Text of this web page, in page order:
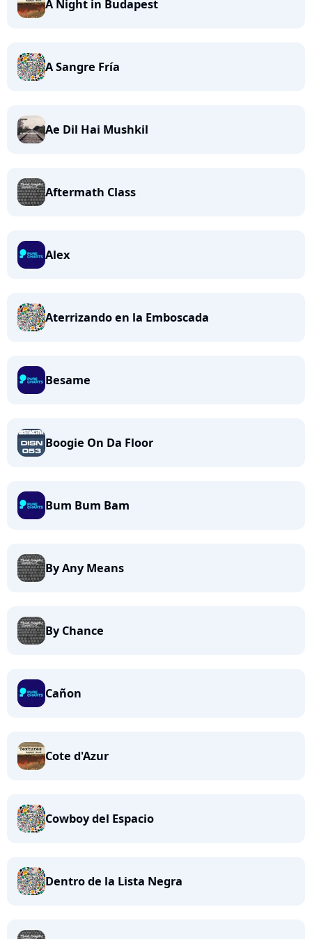
A Night in Budapest
A Sangre Fría
Ae Dil Hai Mushkil
Aftermath Class
Alex
Aterrizando en la Emboscada
Besame
Boogie On Da Floor
Bum Bum Bam
By Any Means
By Chance
Cañon
Cote d'Azur
Cowboy del Espacio
Dentro de la Lista Negra